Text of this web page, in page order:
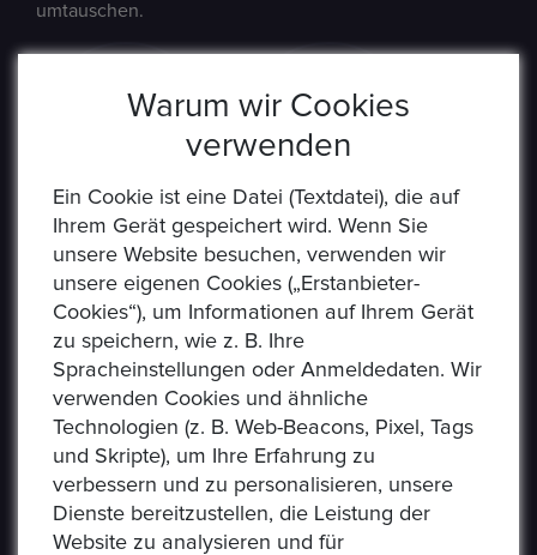
umtauschen.
USEFUL LINKS
Warum wir Cookies
verwenden
Ein Cookie ist eine Datei (Textdatei), die auf
Ihrem Gerät gespeichert wird. Wenn Sie
unsere Website besuchen, verwenden wir
unsere eigenen Cookies („Erstanbieter-
Cookies“), um Informationen auf Ihrem Gerät
zu speichern, wie z. B. Ihre
Spracheinstellungen oder Anmeldedaten. Wir
verwenden Cookies und ähnliche
Technologien (z. B. Web-Beacons, Pixel, Tags
und Skripte), um Ihre Erfahrung zu
verbessern und zu personalisieren, unsere
Dienste bereitzustellen, die Leistung der
Website zu analysieren und für